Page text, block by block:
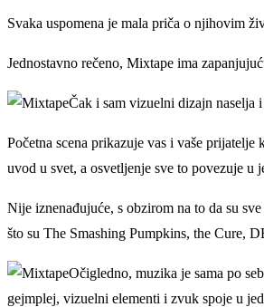
Svaka uspomena je mala priča o njihovim
Jednostavno rečeno, Mixtape ima
Čak i sam vizuelni dizajn
Početna scena prikazuje vas i vaše
uvod u svet, a osvetljenje sve to povezuje u
Nije iznenađujuće, s obzirom na to da su
što su The Smashing Pumpkins, the Cure,
Očigledno, muzika je sama po
gejmplej, vizuelni elementi i zvuk spoje u